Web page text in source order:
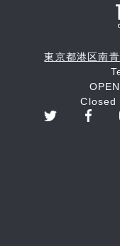
東京都港区南
Closed